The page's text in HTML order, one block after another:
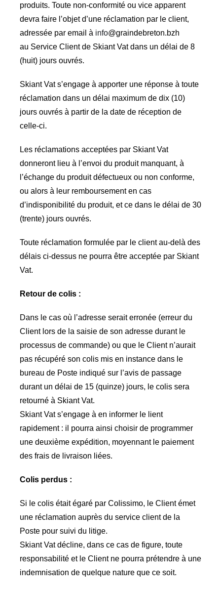
produits. Toute non-conformité ou vice apparent
devra faire l’objet d’une réclamation par le client,
adressée par email à info@graindebreton.bzh
au Service Client de Skiant Vat dans un délai de 8
(huit) jours ouvrés.
Skiant Vat s’engage à apporter une réponse à toute
réclamation dans un délai maximum de dix (10)
jours ouvrés à partir de la date de réception de
celle-ci.
Les réclamations acceptées par Skiant Vat
donneront lieu à l’envoi du produit manquant, à
l’échange du produit défectueux ou non conforme,
ou alors à leur remboursement en cas
d’indisponibilité du produit, et ce dans le délai de 30
(trente) jours ouvrés.
Toute réclamation formulée par le client au-delà des
délais ci-dessus ne pourra être acceptée par Skiant
Vat.
Retour de colis :
Dans le cas où l’adresse serait erronée (erreur du
Client lors de la saisie de son adresse durant le
processus de commande) ou que le Client n’aurait
pas récupéré son colis mis en instance dans le
bureau de Poste indiqué sur l’avis de passage
durant un délai de 15 (quinze) jours, le colis sera
retourné à Skiant Vat.
Skiant Vat s’engage à en informer le lient
rapidement : il pourra ainsi choisir de programmer
une deuxième expédition, moyennant le paiement
des frais de livraison liées.
Colis perdus :
Si le colis était égaré par Colissimo, le Client émet
une réclamation auprès du service client de la
Poste pour suivi du litige.
Skiant Vat décline, dans ce cas de figure, toute
responsabilité et le Client ne pourra prétendre à une
indemnisation de quelque nature que ce soit.